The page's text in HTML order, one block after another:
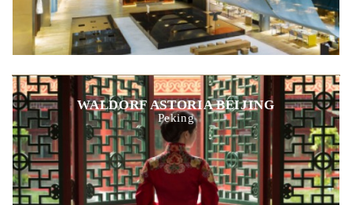
WALDORF ASTORIA BEIJING
Peking